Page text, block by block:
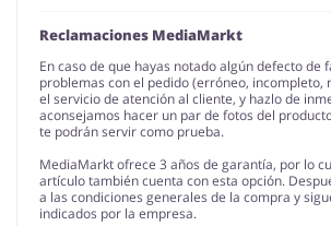
Reclamaciones MediaMarkt
En caso de que hayas notado algún defecto de
problemas con el pedido (erróneo, incompleto,
el servicio de atención al cliente, y hazlo de
aconsejamos hacer un par de fotos del
te podrán servir como prueba.
MediaMarkt ofrece 3 años de garantía, por lo
artículo también cuenta con esta opción.
a las condiciones generales de la compra y
indicados por la empresa.